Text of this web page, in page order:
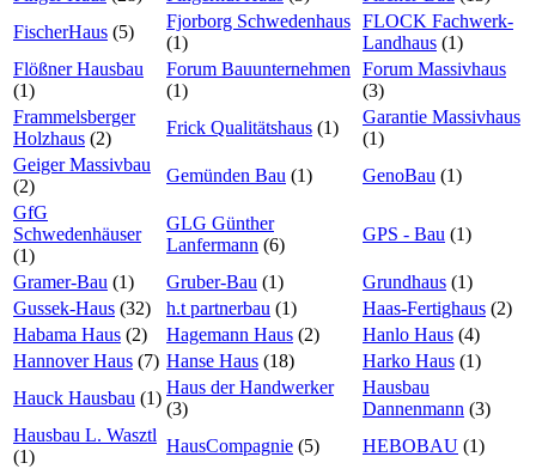
FischerHaus (5)
Fjorborg Schwedenhaus
(1)
FLOCK Fachwerk-
Landhaus (1)
Flößner Hausbau
(1)
Forum Bauunternehmen
(1)
Forum Massivhaus
(3)
Frammelsberger
Holzhaus (2)
Frick Qualitätshaus (1)
Garantie Massivhaus
(1)
Geiger Massivbau
(2)
Gemünden Bau (1) GenoBau (1)
GfG
Schwedenhäuser
(1)
GLG Günther
Lanfermann (6)
GPS - Bau (1)
Gramer-Bau (1) Gruber-Bau (1) Grundhaus (1)
Gussek-Haus (32) h.t partnerbau (1) Haas-Fertighaus (2)
Habama Haus (2) Hagemann Haus (2) Hanlo Haus (4)
Hannover Haus (7) Hanse Haus (18) Harko Haus (1)
Hauck Hausbau (1)
Haus der Handwerker
(3)
Hausbau
Dannenmann (3)
Hausbau L. Wasztl
(1)
HausCompagnie (5) HEBOBAU (1)